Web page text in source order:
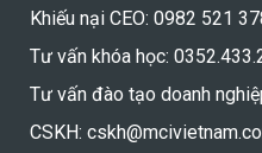
Khiếu nại CEO: 0982 521
Tư vấn khóa học:
Tư vấn đào tạo doanh
CSKH: